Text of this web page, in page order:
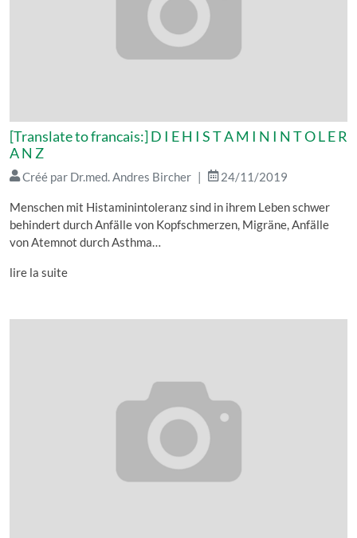
[Translate to francais:] D I E H I S T A M I N I N T O L E R
A N Z
Créé par Dr.med. Andres Bircher 24/11/2019
Menschen mit Histaminintoleranz sind in ihrem Leben schwer
behindert durch Anfälle von Kopfschmerzen, Migräne, Anfälle
von Atemnot durch Asthma…
lire la suite